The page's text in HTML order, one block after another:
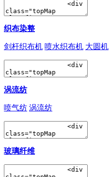
织布染整
剑杆织布机 喷水织布机 大圆机
涡流纺
喷气纺 涡流纺
玻璃纤维